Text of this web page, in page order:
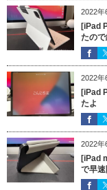
2022年
[iPad
たので
2022年
[iPad
たよ
2022年
[iPad
で早